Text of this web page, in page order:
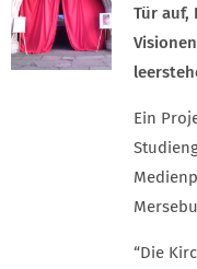
Tür auf,
Ein
“Die